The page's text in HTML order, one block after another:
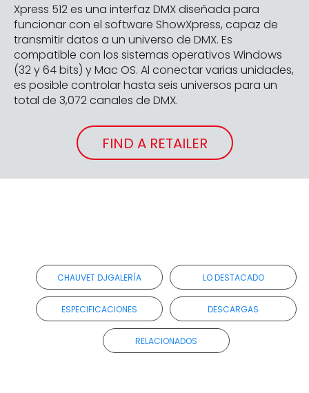
Xpress 512 es una interfaz DMX diseñada para
funcionar con el software ShowXpress, capaz de
transmitir datos a un universo de DMX. Es
compatible con los sistemas operativos Windows
(32 y 64 bits) y Mac OS. Al conectar varias unidades,
es posible controlar hasta seis universos para un
total de 3,072 canales de DMX.
FIND A RETAILER
CHAUVET DJGALERÍA LO DESTACADO
ESPECIFICACIONES DESCARGAS
RELACIONADOS